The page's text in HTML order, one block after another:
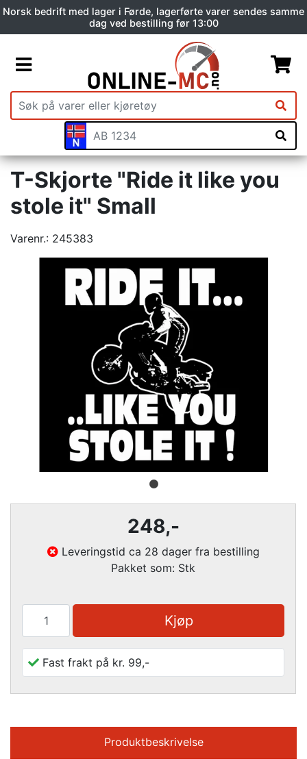
Norsk bedrift med lager i Førde, lagerførte varer sendes samme
dag ved bestilling før 13:00
T-Skjorte "Ride it like you
stole it" Small
Varenr.: 245383
248,-
Leveringstid ca 28 dager fra bestilling
Pakket som: Stk
Kjøp
Fast frakt på kr. 99,-
Produktbeskrivelse